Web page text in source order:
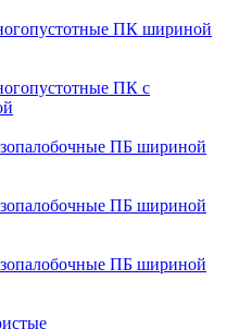
ПК шириной
ПК с
ПБ шириной
ПБ шириной
ПБ шириной